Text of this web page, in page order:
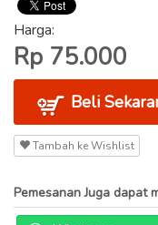
Harga:
Rp 75.000
Beli
Tambah ke Wishlist
Pemesanan Juga dapat